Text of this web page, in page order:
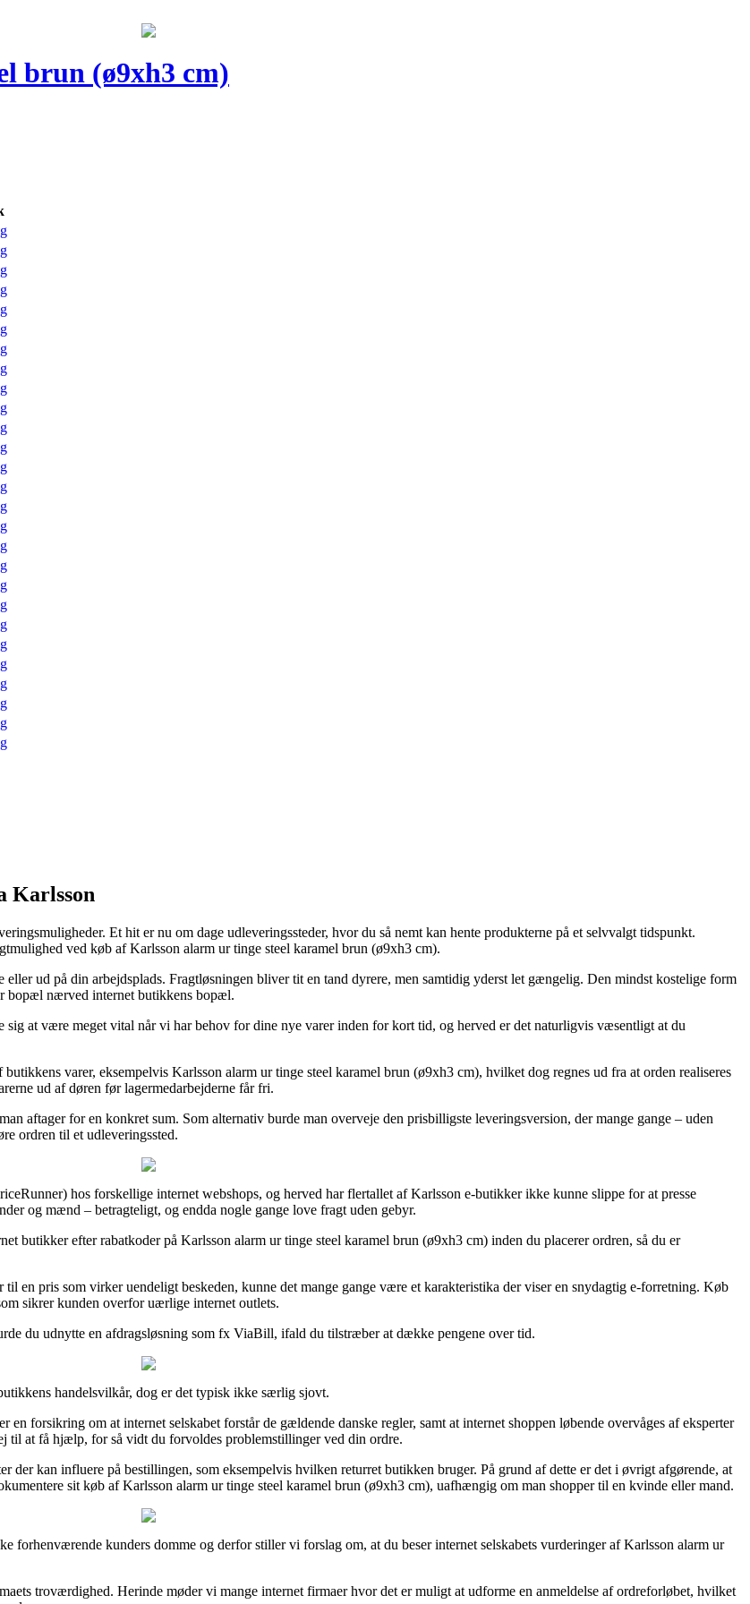
brun (ø9xh3 cm)
Karlsson
Et hit er nu om dage udleveringssteder, hvor du så nemt kan hente produkterne på et selvvalgt tidspunkt.
ved køb af Karlsson alarm ur tinge steel karamel brun (ø9xh3 cm).
ud på din arbejdsplads. Fragtløsningen bliver tit en tand dyrere, men samtidig yderst let gængelig. Den mindst kostelige form
bopæl nærved internet butikkens bopæl.
at være meget vital når vi har behov for dine nye varer inden for kort tid, og herved er det naturligvis væsentligt at du
varer, eksempelvis Karlsson alarm ur tinge steel karamel brun (ø9xh3 cm), hvilket dog regnes ud fra at orden realiseres
ud af døren før lagermedarbejderne får fri.
aftager for en konkret sum. Som alternativ burde man overveje den prisbilligste leveringsversion, der mange gange – uden
ordren til et udleveringssted.
hos forskellige internet webshops, og herved har flertallet af Karlsson e-butikker ikke kunne slippe for at presse
og mænd – betragteligt, og endda nogle gange love fragt uden gebyr.
butikker efter rabatkoder på Karlsson alarm ur tinge steel karamel brun (ø9xh3 cm) inden du placerer ordren, så du er
en pris som virker uendeligt beskeden, kunne det mange gange være et karakteristika der viser en snydagtig e-forretning. Køb
sikrer kunden overfor uærlige internet outlets.
du udnytte en afdragsløsning som fx ViaBill, ifald du tilstræber at dække pengene over tid.
handelsvilkår, dog er det typisk ikke særlig sjovt.
forsikring om at internet selskabet forstår de gældende danske regler, samt at internet shoppen løbende overvåges af eksperter
til at få hjælp, for så vidt du forvoldes problemstillinger ved din ordre.
kan influere på bestillingen, som eksempelvis hvilken returret butikken bruger. På grund af dette er det i øvrigt afgørende, at
sit køb af Karlsson alarm ur tinge steel karamel brun (ø9xh3 cm), uafhængig om man shopper til en kvinde eller mand.
kunders domme og derfor stiller vi forslag om, at du beser internet selskabets vurderinger af Karlsson alarm ur
troværdighed. Herinde møder vi mange internet firmaer hvor det er muligt at udforme en anmeldelse af ordreforløbet, hvilket